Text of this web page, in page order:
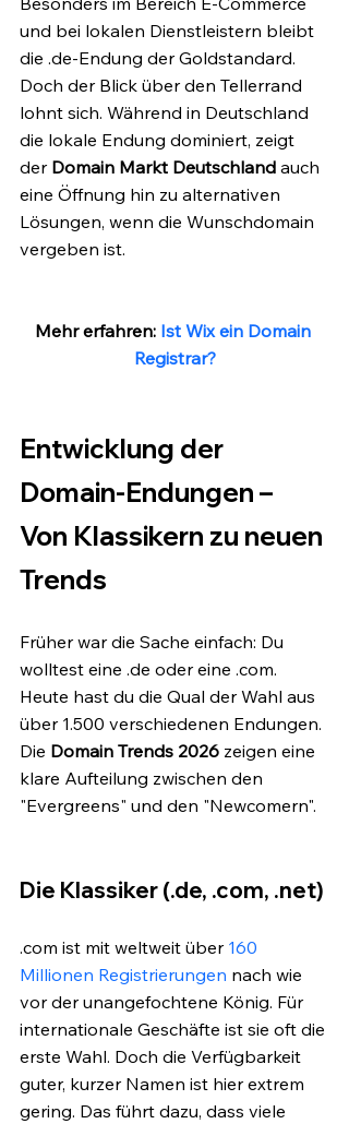
und bei lokalen Dienstleistern bleibt
die .de-Endung der Goldstandard.
Doch der Blick über den Tellerrand
lohnt sich. Während in Deutschland
die lokale Endung dominiert, zeigt
der Domain Markt Deutschland auch
eine Öffnung hin zu alternativen
Lösungen, wenn die Wunschdomain
vergeben ist.
Mehr erfahren: Ist Wix ein Domain
Registrar?
Entwicklung der
Domain-Endungen –
Von Klassikern zu neuen
Trends
Früher war die Sache einfach: Du
wolltest eine .de oder eine .com.
Heute hast du die Qual der Wahl aus
über 1.500 verschiedenen Endungen.
Die Domain Trends 2026 zeigen eine
klare Aufteilung zwischen den
"Evergreens" und den "Newcomern".
Die Klassiker (.de, .com, .net)
.com ist mit weltweit über 160
Millionen Registrierungen nach wie
vor der unangefochtene König. Für
internationale Geschäfte ist sie oft die
erste Wahl. Doch die Verfügbarkeit
guter, kurzer Namen ist hier extrem
gering. Das führt dazu, dass viele